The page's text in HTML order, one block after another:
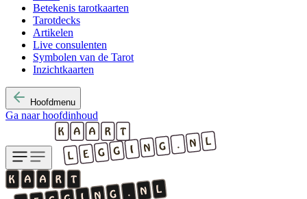
Betekenis tarotkaarten
Tarotdecks
Artikelen
Live consulenten
Symbolen van de Tarot
Inzichtkaarten
Hoofdmenu
Ga naar hoofdinhoud